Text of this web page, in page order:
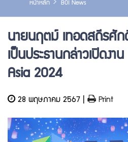
หน้าหลัก BOI News
นายนฤตม์ เทอดสถีรศักดิ์
เป็นประธานกล่าวเปิดงา
Asia 2024
28 พฤษภาคม 2567 | Print